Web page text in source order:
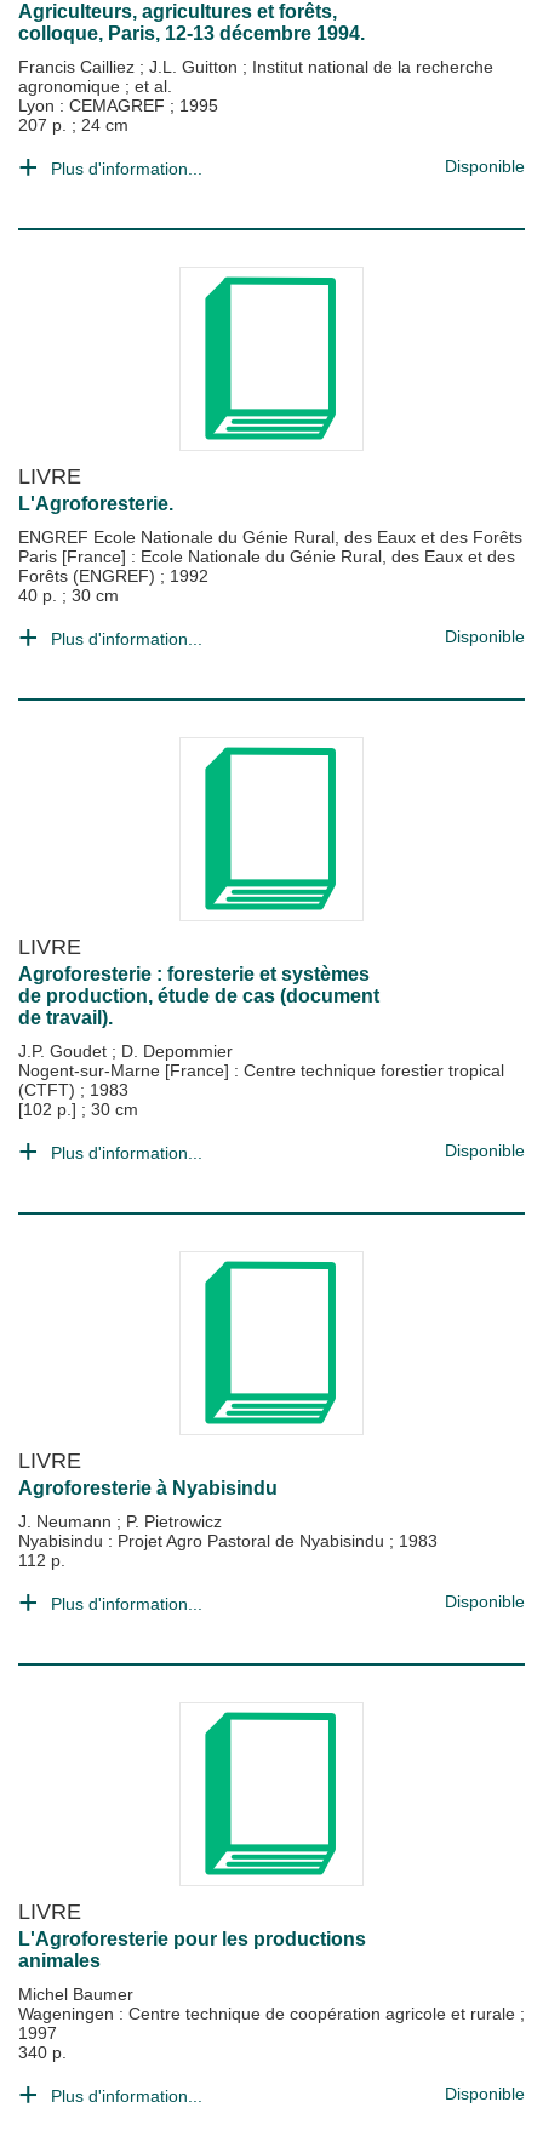
Agriculteurs, agricultures et forêts,
colloque, Paris, 12-13 décembre 1994.
Francis Cailliez ; J.L. Guitton ; Institut national de la recherche
agronomique ; et al.
Lyon : CEMAGREF ; 1995
207 p. ; 24 cm
Plus d'information... Disponible
LIVRE
L'Agroforesterie.
ENGREF Ecole Nationale du Génie Rural, des Eaux et des Forêts
Paris [France] : Ecole Nationale du Génie Rural, des Eaux et des
Forêts (ENGREF) ; 1992
40 p. ; 30 cm
Plus d'information... Disponible
LIVRE
Agroforesterie : foresterie et systèmes
de production, étude de cas (document
de travail).
J.P. Goudet ; D. Depommier
Nogent-sur-Marne [France] : Centre technique forestier tropical
(CTFT) ; 1983
[102 p.] ; 30 cm
Plus d'information... Disponible
LIVRE
Agroforesterie à Nyabisindu
J. Neumann ; P. Pietrowicz
Nyabisindu : Projet Agro Pastoral de Nyabisindu ; 1983
112 p.
Plus d'information... Disponible
LIVRE
L'Agroforesterie pour les productions
animales
Michel Baumer
Wageningen : Centre technique de coopération agricole et rurale ;
1997
340 p.
Plus d'information... Disponible